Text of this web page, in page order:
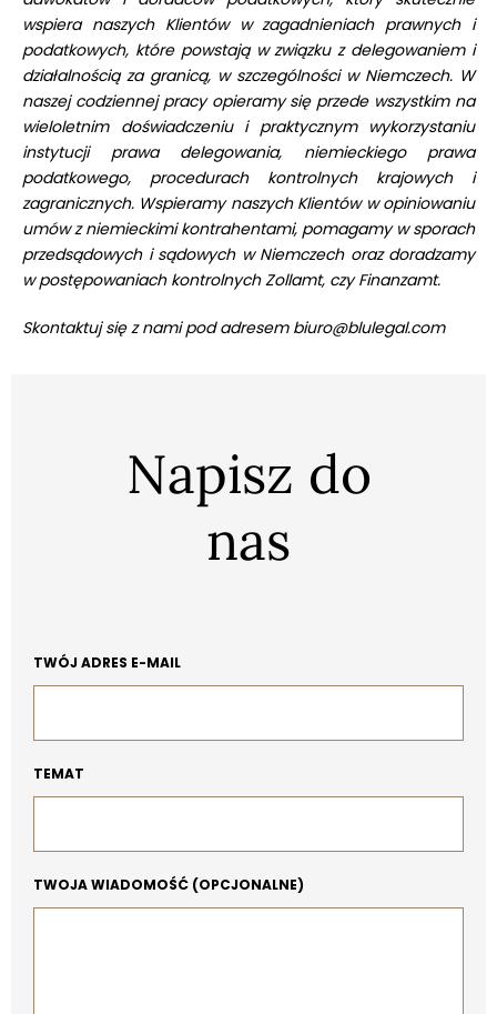
wspiera naszych Klientów w zagadnieniach prawnych i
podatkowych, które powstają w związku z delegowaniem i
działalnością za granicą, w szczególności w Niemczech. W
naszej codziennej pracy opieramy się przede wszystkim na
wieloletnim doświadczeniu i praktycznym wykorzystaniu
instytucji prawa delegowania, niemieckiego prawa
podatkowego, procedurach kontrolnych krajowych i
zagranicznych. Wspieramy naszych Klientów w opiniowaniu
umów z niemieckimi kontrahentami, pomagamy w sporach
przedsądowych i sądowych w Niemczech oraz doradzamy
w postępowaniach kontrolnych Zollamt, czy Finanzamt.
Skontaktuj się z nami pod adresem biuro@blulegal.com
Napisz do
nas
TWÓJ ADRES E-MAIL
TEMAT
TWOJA WIADOMOŚĆ (OPCJONALNE)